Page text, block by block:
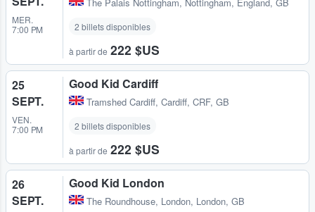
MER.
7:00 PM
2 billets disponibles
à partir de 222 $US
25
SEPT.
VEN.
7:00 PM
Good Kid Cardiff
Tramshed Cardiff, Cardiff, CRF, GB
2 billets disponibles
à partir de 222 $US
26
SEPT.
Good Kid London
The Roundhouse, London, London, GB